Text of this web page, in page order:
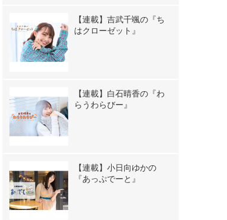
【連載】吉武千颯の『ち
はクローゼット』
【連載】白石晴香の『わ
らうわらびー』
【連載】小日向ゆかの
『あっぷでーと』